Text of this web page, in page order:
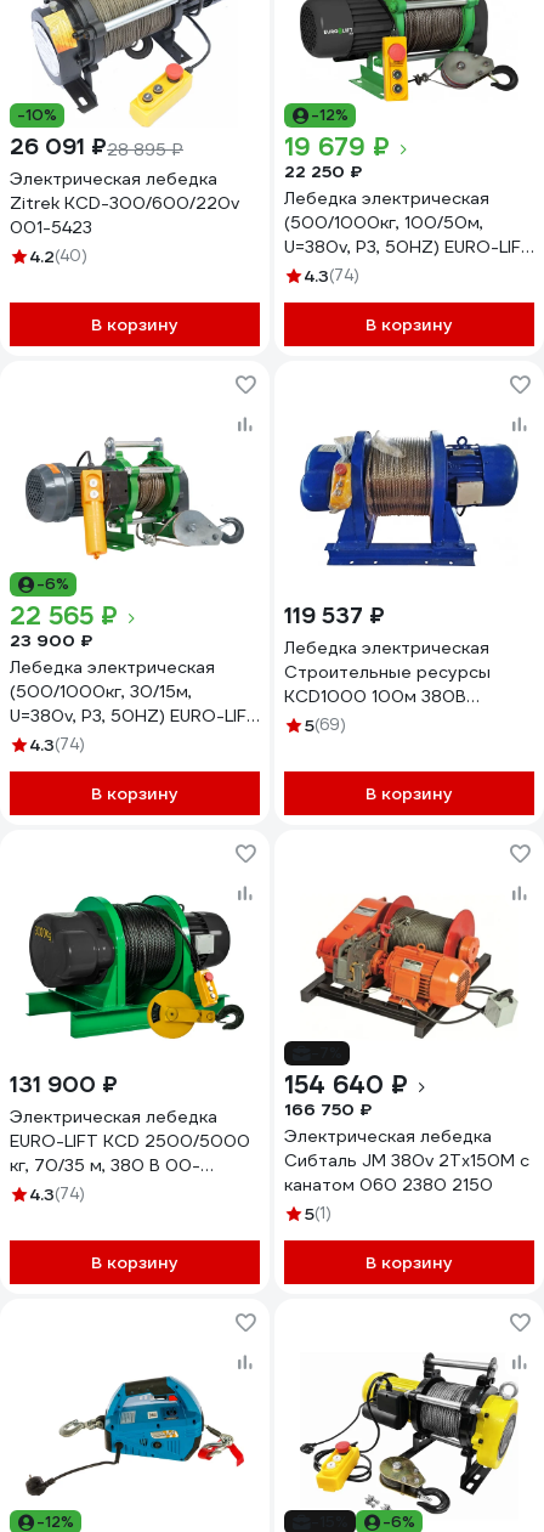
-10%
26 091 ₽28 895 ₽
Электрическая лебедка
Zitrek KCD-300/600/220v
001-5423
4.2(40)
В корзину
-12%
19 679 ₽
22 250 ₽
Лебедка электрическая
(500/1000кг, 100/50м,
U=380v, P3, 50HZ) EURO-LIFT
KCD 00019830
4.3(74)
В корзину
-6%
22 565 ₽
23 900 ₽
Лебедка электрическая
(500/1000кг, 30/15м,
U=380v, P3, 50HZ) EURO-LIFT
KCD 00020875
4.3(74)
В корзину
119 537 ₽
Лебедка электрическая
Строительные ресурсы
KСD1000 100м 380В
100010038
5(69)
В корзину
131 900 ₽
Электрическая лебедка
EURO-LIFT KCD 2500/5000
кг, 70/35 м, 380 В 00-
00004264
4.3(74)
В корзину
154 640 ₽
166 750 ₽
Электрическая лебедка
Сибталь JM 380v 2Тх150М с
канатом 060 2380 2150
5(1)
В корзину
-12% -6%